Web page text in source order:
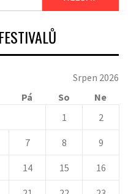
Srpen 2026
Pá So
Ne
1
2
7 8 9
14 15 16